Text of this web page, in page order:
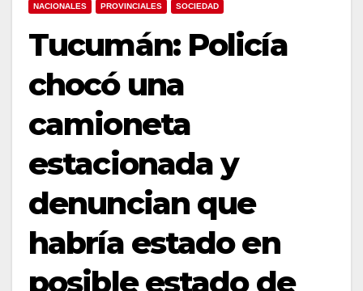
NACIONALES PROVINCIALES SOCIEDAD
Tucumán: Policía
chocó una
camioneta
estacionada y
denuncian que
habría estado en
posible estado de